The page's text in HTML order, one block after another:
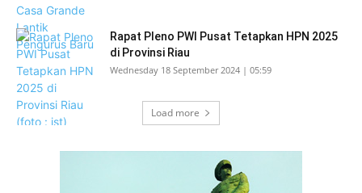
Rapat Pleno PWI Pusat Tetapkan HPN 2025
di Provinsi Riau
Wednesday 18 September 2024 | 05:59
Load more